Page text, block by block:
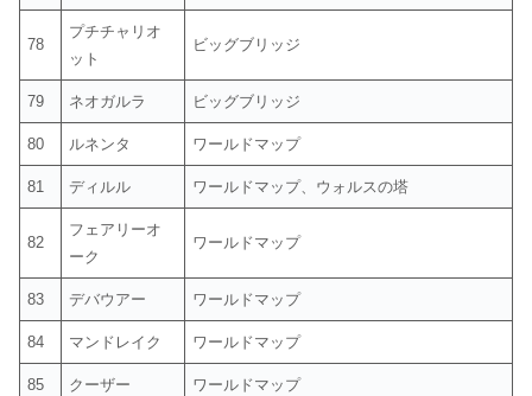
78
プチチャリオ
ット
ビッグブリッジ
79 ネオガルラ ビッグブリッジ
80 ルネンタ ワールドマップ
81 ディルル ワールドマップ、ウォルスの塔
82
フェアリーオ
ーク
ワールドマップ
83 デバウアー ワールドマップ
84 マンドレイク ワールドマップ
85 クーザー ワールドマップ